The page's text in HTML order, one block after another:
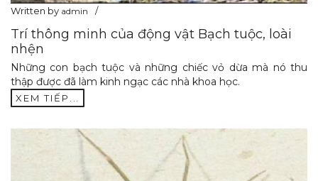
Written by admin
Trí thông minh của động vật Bạch tuộc, loài
nhện
Những con bạch tuộc và những chiếc vỏ dừa mà nó thu
thập được đã làm kinh ngạc các nhà khoa học.
XEM TIẾP...